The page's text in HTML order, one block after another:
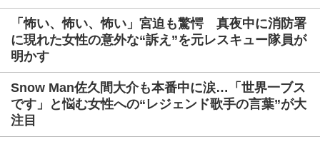
「怖い、怖い、怖い」宮迫も驚愕 真夜中に消防署
に現れた女性の意外な“訴え”を元レスキュー隊員が
明かす
Snow Man佐久間大介も本番中に涙…「世界一ブス
です」と悩む女性への“レジェンド歌手の言葉”が大
注目